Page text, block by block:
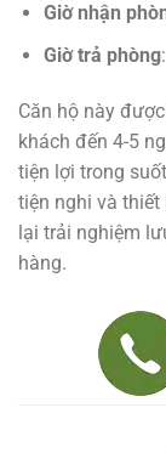
Giờ nhận
Giờ trả phòng
Căn hộ này
khách đến 4-5
tiện lợi trong
tiện nghi và thiết
lại trải nghiệm
hàng.